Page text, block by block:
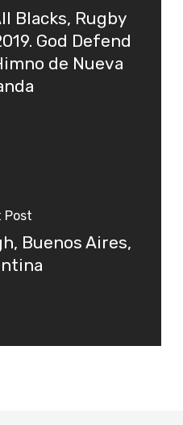
Blacks, Rugby
God Defend
de Nueva
Post
Buenos Aires,